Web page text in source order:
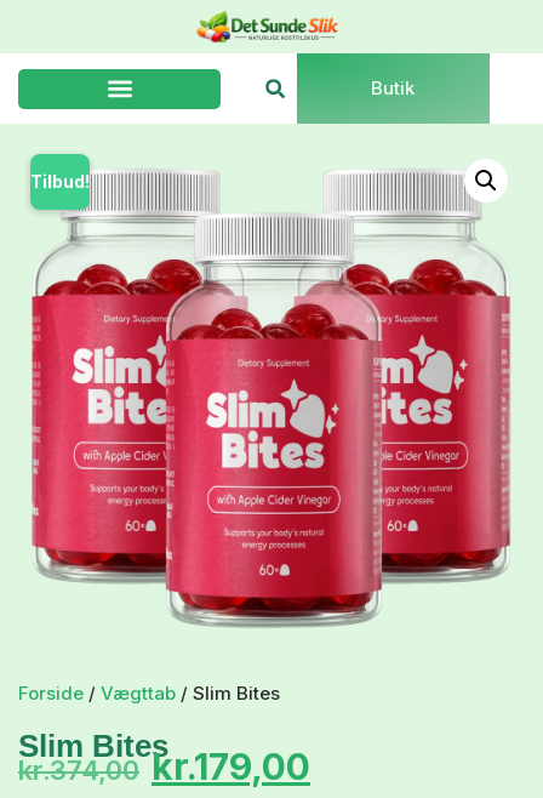
Butik
Tilbud!
Forside / Vægttab / Slim Bites
Slim Bites
kr.374,00 kr.179,00